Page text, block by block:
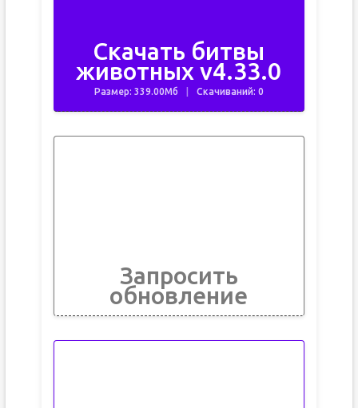
Скачать битвы
животных v4.33.0
Размер: 339.00Мб Скачиваний: 0
Запросить
обновление